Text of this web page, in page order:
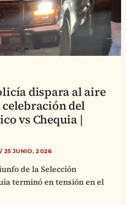
dispara al aire
del
vs Chequia |
/ 25 JUNIO, 2026
de la Selección
terminó en tensión en el